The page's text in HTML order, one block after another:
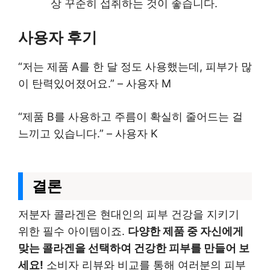
상 꾸준히 섭취하는 것이 좋습니다.
사용자 후기
“저는 제품 A를 한 달 정도 사용했는데, 피부가 많
이 탄력있어졌어요.” – 사용자 M
“제품 B를 사용하고 주름이 확실히 줄어드는 걸
느끼고 있습니다.” – 사용자 K
결론
저분자 콜라겐은 현대인의 피부 건강을 지키기
위한 필수 아이템이죠. 다양한 제품 중 자신에게
맞는 콜라겐을 선택하여 건강한 피부를 만들어 보
세요! 소비자 리뷰와 비교를 통해 여러분의 피부